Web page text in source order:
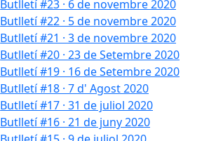
Butlletí #23 · 6 de novembre 2020
Butlletí #22 · 5 de novembre 2020
Butlletí #21 · 3 de novembre 2020
Butlletí #20 · 23 de Setembre 2020
Butlletí #19 · 16 de Setembre 2020
Butlletí #18 · 7 d' Agost 2020
Butlletí #17 · 31 de juliol 2020
Butlletí #16 · 21 de juny 2020